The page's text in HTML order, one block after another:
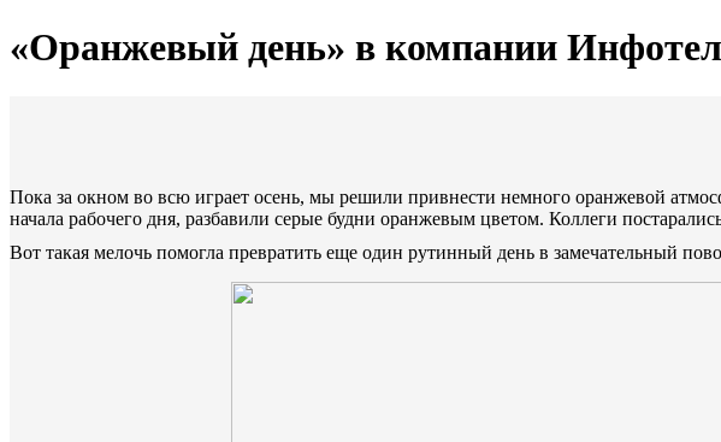
«Оранжевый день» в компании
Пока за окном во всю играет осень, мы решили привнести немного оранжевой
начала рабочего дня, разбавили серые будни оранжевым цветом. Коллеги
Вот такая мелочь помогла превратить еще один рутинный день в замечательный